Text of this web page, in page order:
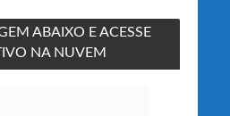
ABAIXO E ACESSE
NA NUVEM